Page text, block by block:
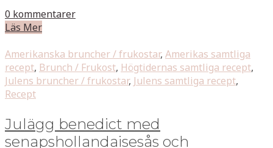
0 kommentarer
Läs Mer
Amerikanska bruncher / frukostar, Amerikas samtliga
recept, Brunch / Frukost, Högtidernas samtliga recept,
Julens bruncher / frukostar, Julens samtliga recept,
Recept
Julägg benedict med
senapshollandaisesås och